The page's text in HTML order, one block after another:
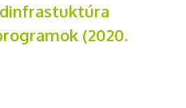
(2020.